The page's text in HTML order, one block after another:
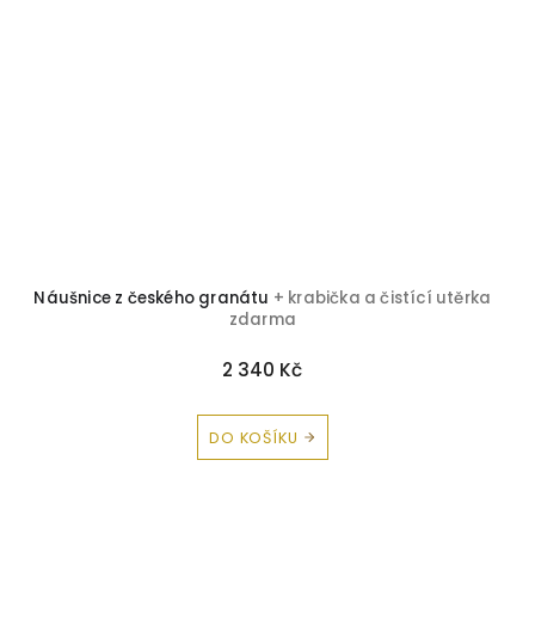
Náušnice z českého granátu + krabička a čistící utěrka
zdarma
2 340 Kč
DO KOŠÍKU